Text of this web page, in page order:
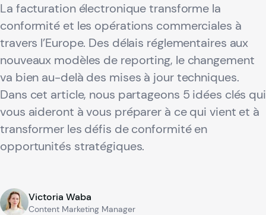
La facturation électronique transforme la
conformité et les opérations commerciales à
travers l’Europe. Des délais réglementaires aux
nouveaux modèles de reporting, le changement
va bien au-delà des mises à jour techniques.
Dans cet article, nous partageons 5 idées clés qui
vous aideront à vous préparer à ce qui vient et à
transformer les défis de conformité en
opportunités stratégiques.
Victoria Waba
Content Marketing Manager